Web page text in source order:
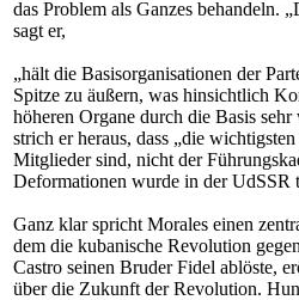
das Problem als Ganzes behandeln.
sagt er,
„hält die Basisorganisationen der
Spitze zu äußern, was hinsichtlich
höheren Organe durch die Basis
strich er heraus, dass „die
Mitglieder sind, nicht der
Deformationen wurde in der UdSSR
Ganz klar spricht Morales einen
dem die kubanische Revolution
Castro seinen Bruder Fidel ablöste,
über die Zukunft der Revolution.